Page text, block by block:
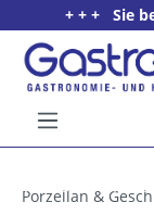
springen
+ + + Sie
Porzellan &